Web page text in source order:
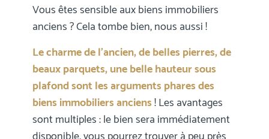
Vous êtes sensible aux biens immobiliers
anciens ? Cela tombe bien, nous aussi !
Le charme de l’ancien, de belles pierres, de
beaux parquets, une belle hauteur sous
plafond sont les arguments phares des
biens immobiliers anciens! Les avantages
sont multiples : le bien sera immédiatement